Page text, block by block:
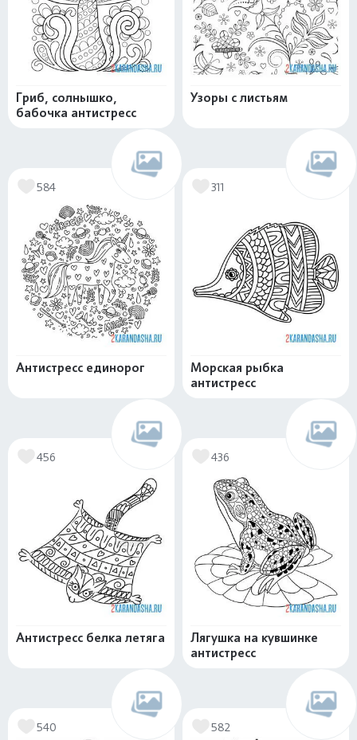
Гриб, солнышко,
бабочка антистресс
Узоры с листьям
584
Антистресс единорог
311
Морская рыбка
антистресс
456
Антистресс белка летяга
436
Лягушка на кувшинке
антистресс
540 582